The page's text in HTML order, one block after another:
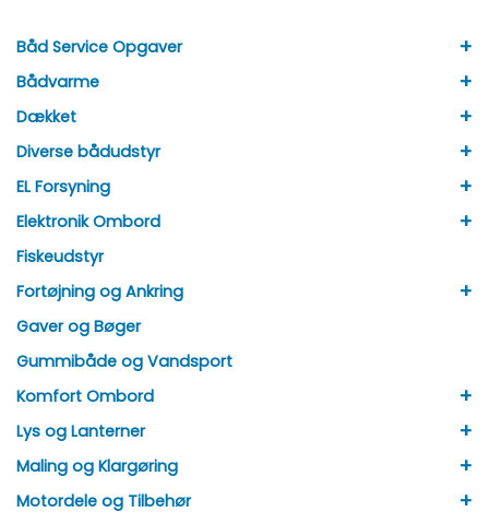
Båd Service Opgaver +
Bådvarme +
Dækket +
Diverse bådudstyr +
EL Forsyning +
Elektronik Ombord +
Fiskeudstyr
Fortøjning og Ankring
+
Gaver og Bøger
Gummibåde og Vandsport
Komfort Ombord
+
Lys og Lanterner +
Maling og Klargøring +
Motordele og Tilbehør +